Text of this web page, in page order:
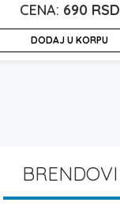
690 RSD
DODAJ U KORPU
BRENDOVI